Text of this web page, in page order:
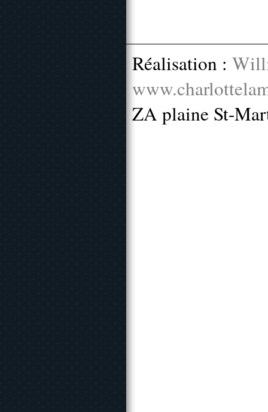
Réalisation :
ZA plaine St-